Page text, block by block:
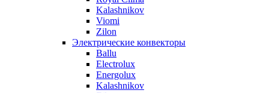
Kalashnikov
Viomi
Zilon
Электрические конвекторы
Ballu
Electrolux
Energolux
Kalashnikov